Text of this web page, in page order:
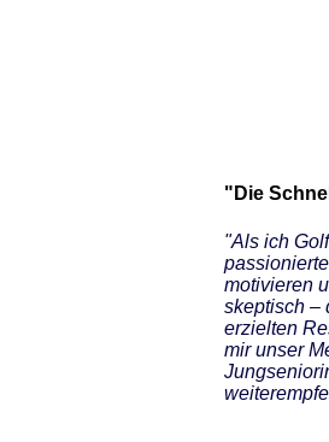
"Die
"Als ich
motivieren
skeptisch –
erzielten
mir unser